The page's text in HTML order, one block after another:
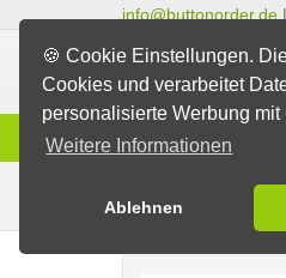
🍪 Cookie Einstellungen.
Cookies und verarbeitet
personalisierte Werbung mit
Weitere Informationen
Ablehnen
info@buttonorder.de |
Infos
Buttons erstellen